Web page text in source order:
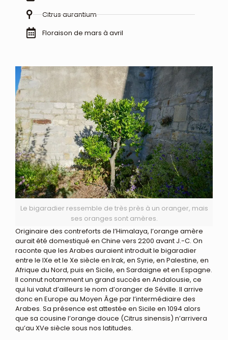
Citrus aurantium
Floraison de mars à avril
Le bigaradier ressemble de très près à un oranger, mais
ses oranges sont amères.
Originaire des contreforts de l’Himalaya, l’orange amère
aurait été domestiqué en Chine vers 2200 avant J.-C. On
raconte que les Arabes auraient introduit le bigaradier
entre le IXe et le Xe siècle en Irak, en Syrie, en Palestine, en
Afrique du Nord, puis en Sicile, en Sardaigne et en Espagne.
Il connut notamment un grand succès en Andalousie, ce
qui lui valut d’ailleurs le nom d’oranger de Séville. Il arrive
donc en Europe au Moyen Âge par l’intermédiaire des
Arabes. Sa présence est attestée en Sicile en 1094 alors
que sa cousine l’orange douce (Citrus sinensis) n’arrivera
qu’au XVe siècle sous nos latitudes.